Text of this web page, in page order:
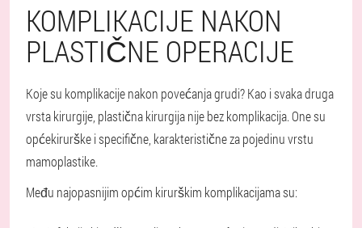
KOMPLIKACIJE NAKON
PLASTIČNE OPERACIJE
Koje su komplikacije nakon povećanja grudi? Kao i svaka druga
vrsta kirurgije, plastična kirurgija nije bez komplikacija. One su
općekirurške i specifične, karakteristične za pojedinu vrstu
mamoplastike.
Među najopasnijim općim kirurškim komplikacijama su: